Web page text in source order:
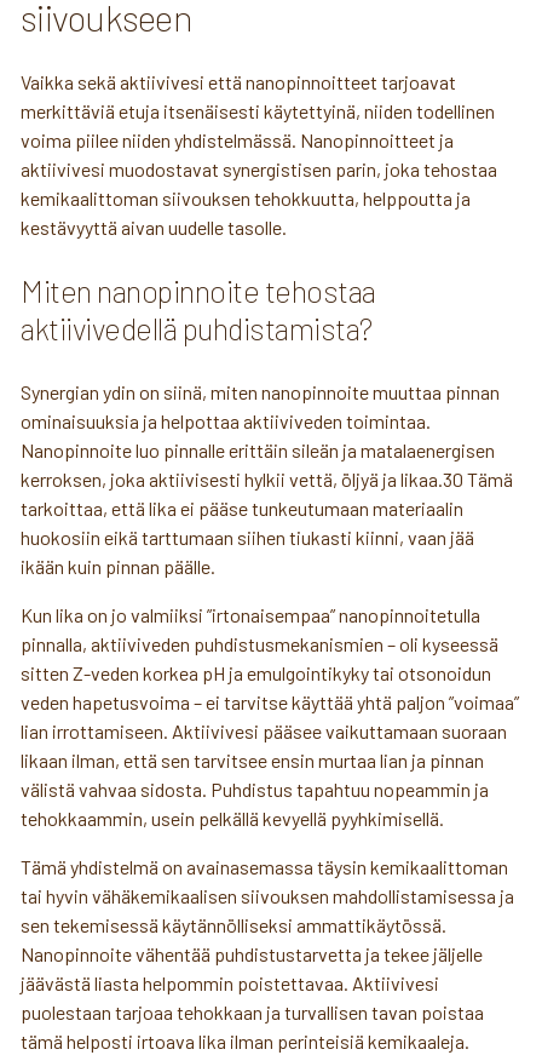
siivoukseen
Vaikka sekä aktiivivesi että nanopinnoitteet tarjoavat
merkittäviä etuja itsenäisesti käytettyinä, niiden todellinen
voima piilee niiden yhdistelmässä. Nanopinnoitteet ja
aktiivivesi muodostavat synergistisen parin, joka tehostaa
kemikaalittoman siivouksen tehokkuutta, helppoutta ja
kestävyyttä aivan uudelle tasolle.
Miten nanopinnoite tehostaa
aktiivivedellä puhdistamista?
Synergian ydin on siinä, miten nanopinnoite muuttaa pinnan
ominaisuuksia ja helpottaa aktiiviveden toimintaa.
Nanopinnoite luo pinnalle erittäin sileän ja matalaenergisen
kerroksen, joka aktiivisesti hylkii vettä, öljyä ja likaa.30 Tämä
tarkoittaa, että lika ei pääse tunkeutumaan materiaalin
huokosiin eikä tarttumaan siihen tiukasti kiinni, vaan jää
ikään kuin pinnan päälle.
Kun lika on jo valmiiksi ”irtonaisempaa” nanopinnoitetulla
pinnalla, aktiiviveden puhdistusmekanismien – oli kyseessä
sitten Z-veden korkea pH ja emulgointikyky tai otsonoidun
veden hapetusvoima – ei tarvitse käyttää yhtä paljon ”voimaa”
lian irrottamiseen. Aktiivivesi pääsee vaikuttamaan suoraan
likaan ilman, että sen tarvitsee ensin murtaa lian ja pinnan
välistä vahvaa sidosta. Puhdistus tapahtuu nopeammin ja
tehokkaammin, usein pelkällä kevyellä pyyhkimisellä.
Tämä yhdistelmä on avainasemassa täysin kemikaalittoman
tai hyvin vähäkemikaalisen siivouksen mahdollistamisessa ja
sen tekemisessä käytännölliseksi ammattikäytössä.
Nanopinnoite vähentää puhdistustarvetta ja tekee jäljelle
jäävästä liasta helpommin poistettavaa. Aktiivivesi
puolestaan tarjoaa tehokkaan ja turvallisen tavan poistaa
tämä helposti irtoava lika ilman perinteisiä kemikaaleja.